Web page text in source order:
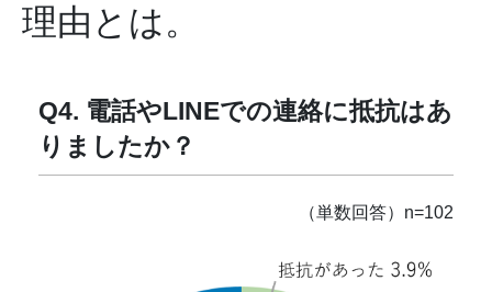
理由とは。
Q4. 電話やLINEでの連絡に抵抗はあ
りましたか？
（単数回答）n=102